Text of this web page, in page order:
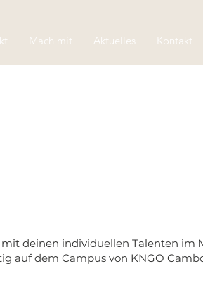
Mach mit Aktuelles Kontakt
deinen individuellen Talenten im
auf dem Campus von KNGO